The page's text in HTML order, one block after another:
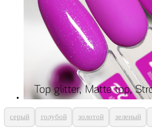
серый голубой золотой зеленый